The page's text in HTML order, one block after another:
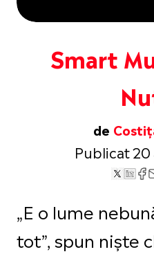
Smart
de
Publicat
„E o lume
tot”, spun niște